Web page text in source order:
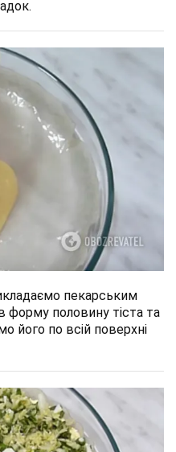
пекарським
форму половину тіста та
його по всій поверхні